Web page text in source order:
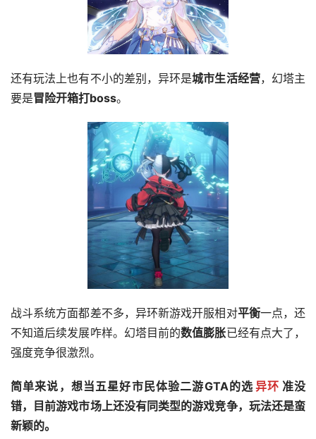
还有玩法上也有不小的差别，异环是城市生活经营，幻塔主
要是冒险开箱打boss。
战斗系统方面都差不多，异环新游戏开服相对平衡一点，还
不知道后续发展咋样。幻塔目前的数值膨胀已经有点大了，
强度竞争很激烈。
简单来说，想当五星好市民体验二游GTA的选 异环 准没
错，目前游戏市场上还没有同类型的游戏竞争，玩法还是蛮
新颖的。